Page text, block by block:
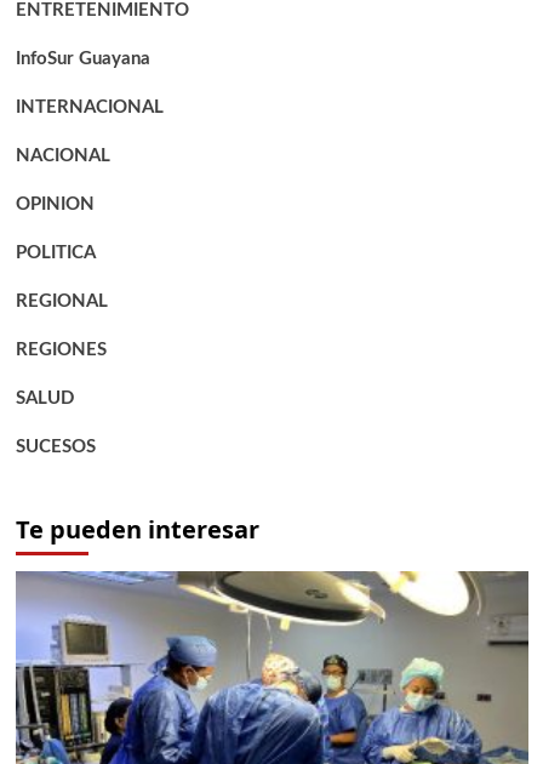
ENTRETENIMIENTO
InfoSur Guayana
INTERNACIONAL
NACIONAL
OPINION
POLITICA
REGIONAL
REGIONES
SALUD
SUCESOS
Te pueden interesar